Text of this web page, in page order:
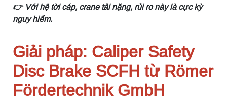
👉 Với hệ tời cáp, crane tải nặng, rủi ro này là cực kỳ
nguy hiểm.
Giải pháp: Caliper Safety
Disc Brake SCFH từ Römer
Fördertechnik GmbH